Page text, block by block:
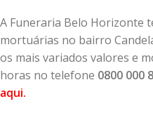
A Funeraria Belo Horizonte
mortuárias no bairro
os mais variados valores e
horas no telefone 0800 000
aqui.